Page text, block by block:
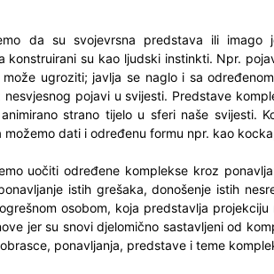
da su svojevrsna predstava ili imago
konstruirani su kao ljudski instinkti. Npr.
ugroziti; javlja se naglo i sa
pojavi u svijesti. Predstave
strano tijelo u sferi naše svijesti.
možemo dati i određenu formu npr. kao
uočiti određene komplekse kroz
istih grešaka, donošenje istih
osobom, koja predstavlja
jer su snovi djelomično sastavljeni od
ponavljanja, predstave i teme